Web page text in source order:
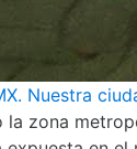
Nuestra
la zona